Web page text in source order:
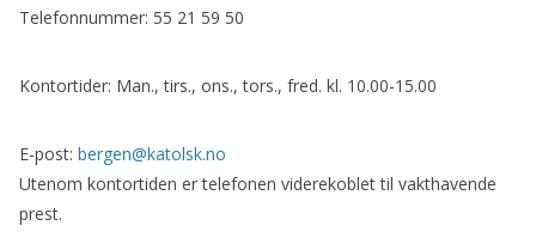
Telefonnummer: 55 21 59 50
Kontortider: Man., tirs., ons., tors., fred. kl. 10.00-15.00
E-post: bergen@katolsk.no
Utenom kontortiden er telefonen viderekoblet til vakthavende
prest.